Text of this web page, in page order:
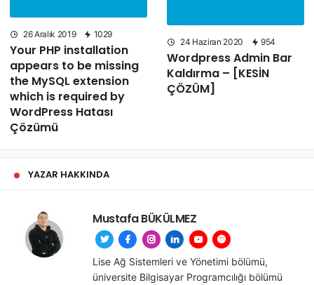
26 Aralık 2019 1029
Your PHP installation
appears to be missing
the MySQL extension
which is required by
WordPress Hatası
Çözümü
24 Haziran 2020 954
Wordpress Admin Bar
Kaldırma – [KESİN
ÇÖZÜM]
YAZAR HAKKINDA
Mustafa BÜKÜLMEZ
Lise Ağ Sistemleri ve Yönetimi bölümü,
üniversite Bilgisayar Programcılığı bölümü